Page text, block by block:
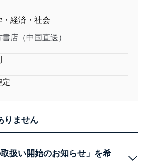
・経済・社会
書店（中国直送）
定
りません
取扱い開始のお知らせ」を希